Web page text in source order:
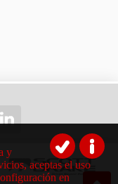
y
aceptas el uso
en